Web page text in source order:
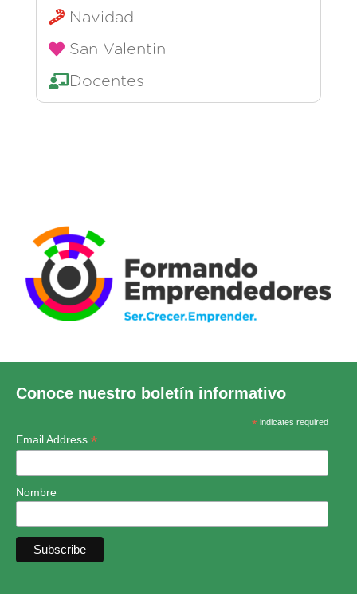
Navidad
San Valentin
Docentes
Conoce nuestro boletín informativo
*indicates required
Email Address *
Nombre